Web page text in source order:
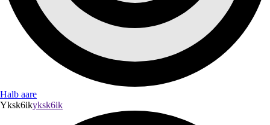
Halb aare
Yksk6ikyksk6ik